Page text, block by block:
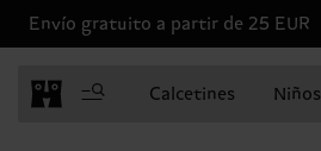
Envío gratuito a partir de 25 EUR
Calcetines Niños